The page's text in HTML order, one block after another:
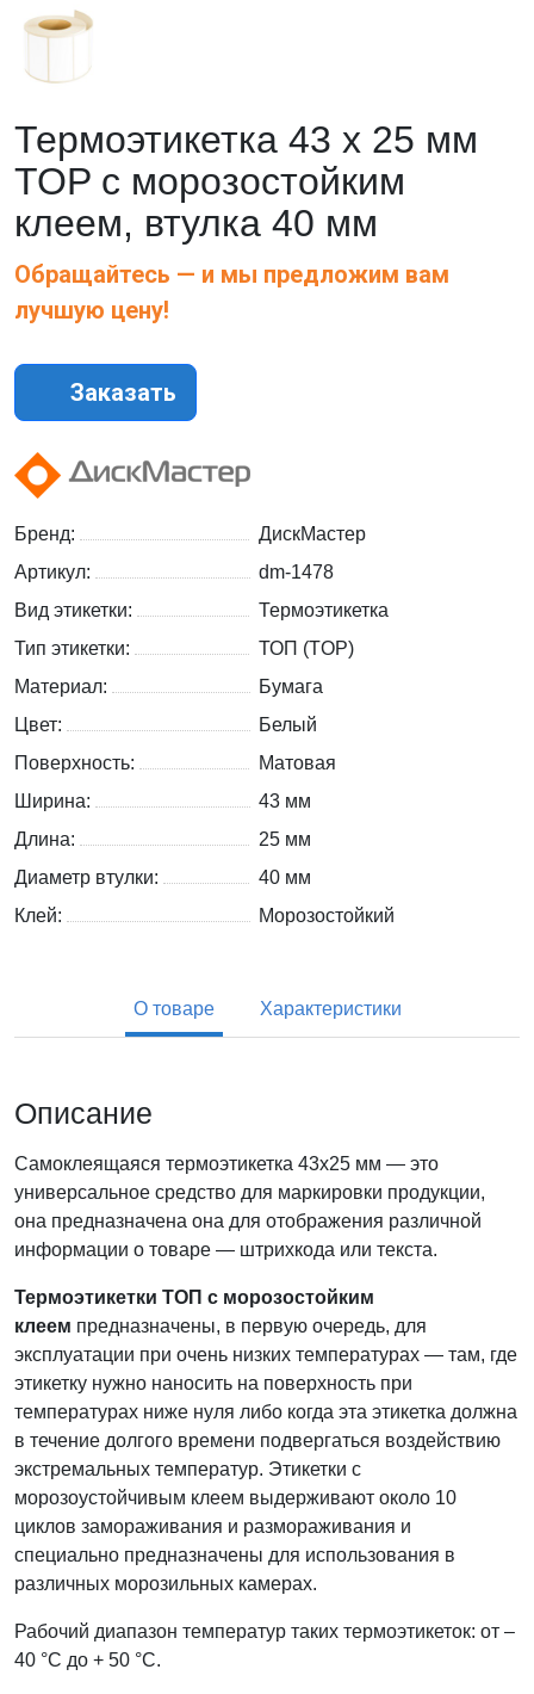
Термоэтикетка 43 х 25 мм
TOP с морозостойким
клеем, втулка 40 мм
Обращайтесь — и мы предложим вам
лучшую цену!
Заказать
Бренд:
ДискМастер
Артикул:
dm-1478
Вид этикетки:
Термоэтикетка
Тип этикетки:
ТОП (TOP)
Материал:
Бумага
Цвет:
Белый
Поверхность:
Матовая
Ширина:
43 мм
Длина:
25 мм
Диаметр втулки:
40 мм
Клей:
Морозостойкий
О товаре Характеристики
Описание
Самоклеящаяся термоэтикетка 43х25 мм — это
универсальное средство для маркировки продукции,
она предназначена она для отображения различной
информации о товаре — штрихкода или текста.
Термоэтикетки ТОП с морозостойким
клеем предназначены, в первую очередь, для
эксплуатации при очень низких температурах — там, где
этикетку нужно наносить на поверхность при
температурах ниже нуля либо когда эта этикетка должна
в течение долгого времени подвергаться воздействию
экстремальных температур. Этикетки с
морозоустойчивым клеем выдерживают около 10
циклов замораживания и размораживания и
специально предназначены для использования в
различных морозильных камерах.
Рабочий диапазон температур таких термоэтикеток: от –
40 °C до + 50 °C.